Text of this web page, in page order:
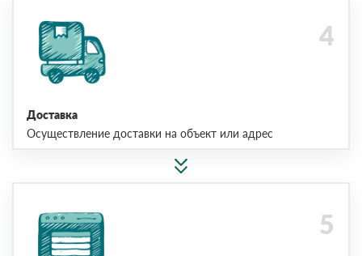
Доставка
Осуществление доставки на объект или адрес